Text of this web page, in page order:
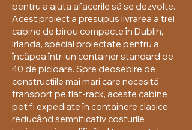
pentru a ajuta afacerile să se dezvolte.
Acest proiect a presupus livrarea a trei
cabine de birou compacte în Dublin,
Irlanda, special proiectate pentru a
încăpea într-un container standard de
40 de picioare. Spre deosebire de
construcțiile mai mari care necesită
transport pe flat-rack, aceste cabine
pot fi expediate în containere clasice,
reducând semnificativ costurile